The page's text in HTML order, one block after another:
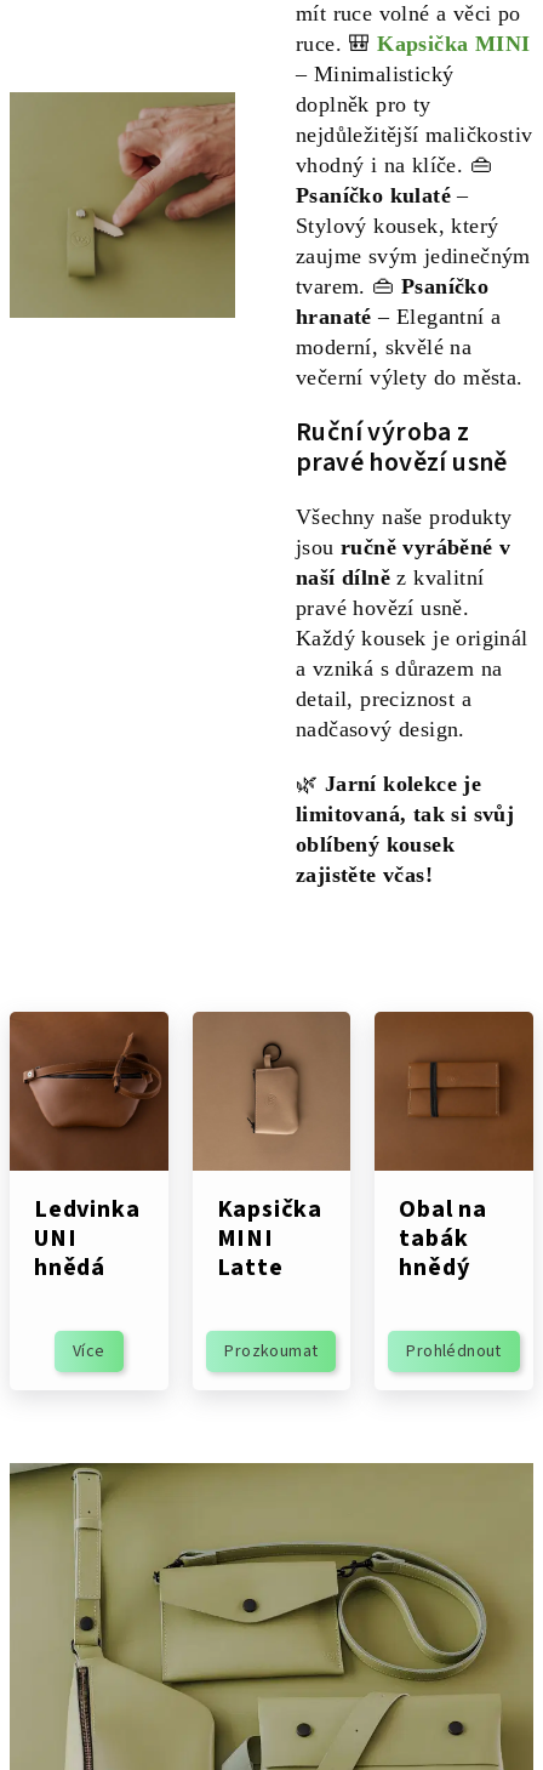
mít ruce volné a věci po
ruce. 🎒Kapsička MINI
– Minimalistický
doplněk pro ty
nejdůležitější maličkostiv
vhodný i na klíče. 👜
Psaníčko kulaté –
Stylový kousek, který
zaujme svým jedinečným
tvarem. 👜Psaníčko
hranaté – Elegantní a
moderní, skvělé na
večerní výlety do města.
Ruční výroba z
pravé hovězí usně
Všechny naše produkty
jsou ručně vyráběné v
naší dílně z kvalitní
pravé hovězí usně.
Každý kousek je originál
a vzniká s důrazem na
detail, preciznost a
nadčasový design.
🌿 Jarní kolekce je
limitovaná, tak si svůj
oblíbený kousek
zajistěte včas!
Ledvinka
UNI
hnědá
Více
Kapsička
MINI
Latte
Prozkoumat
Obal na
tabák
hnědý
Prohlédnout